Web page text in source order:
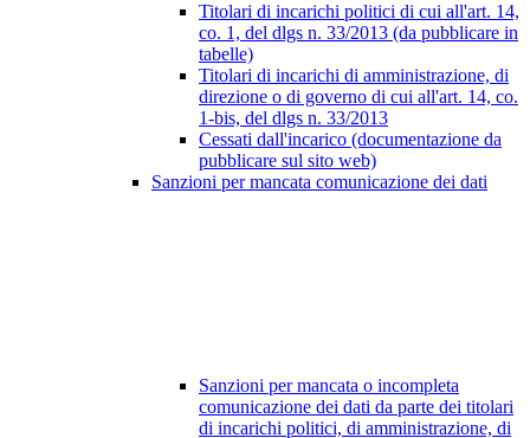
Titolari di incarichi politici di cui all'art. 14,
co. 1, del dlgs n. 33/2013 (da pubblicare in
tabelle)
Titolari di incarichi di amministrazione, di
direzione o di governo di cui all'art. 14, co.
1-bis, del dlgs n. 33/2013
Cessati dall'incarico (documentazione da
pubblicare sul sito web)
Sanzioni per mancata comunicazione dei dati
Sanzioni per mancata o incompleta
comunicazione dei dati da parte dei titolari
di incarichi politici, di amministrazione, di